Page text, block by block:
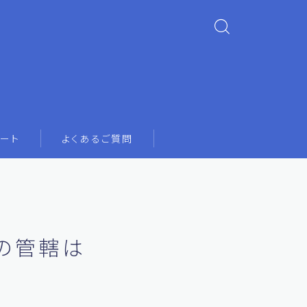
ト よくあるご質問
管轄は